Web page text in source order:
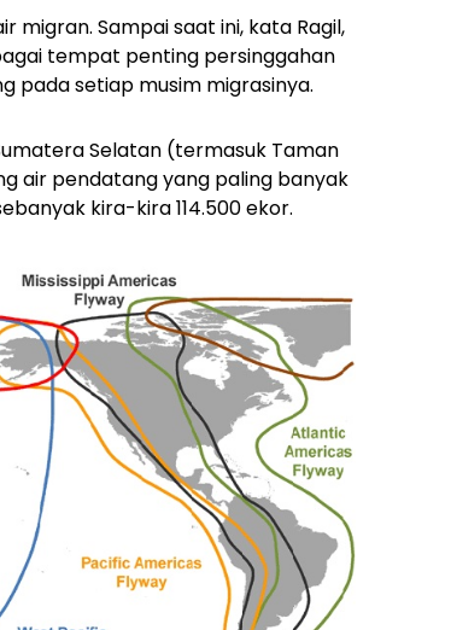
migran. Sampai saat ini, kata Ragil,
tempat penting persinggahan
pada setiap musim migrasinya.
Selatan (termasuk Taman
air pendatang yang paling banyak
kira-kira 114.500 ekor.